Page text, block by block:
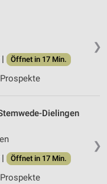
❯
Öffnet in 17 Min.
❯
Dielingen
Öffnet in 17 Min.